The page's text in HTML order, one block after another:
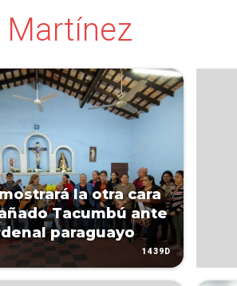
la otra cara
Tacumbú ante
paraguayo
1439D